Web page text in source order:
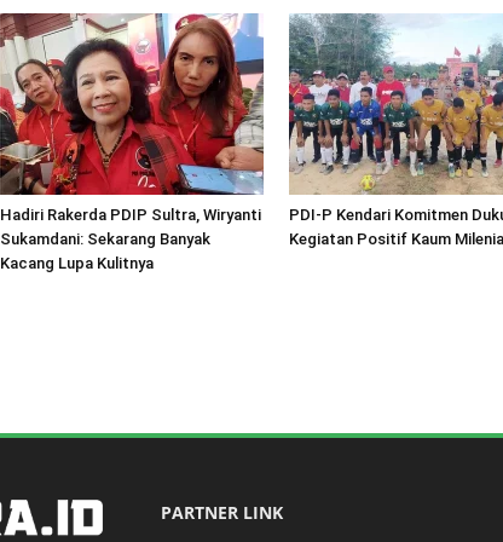
Hadiri Rakerda PDIP Sultra, Wiryanti
Sukamdani: Sekarang Banyak
Kacang Lupa Kulitnya
PDI-P Kendari Komitmen
Kegiatan Positif Kaum
PARTNER LINK